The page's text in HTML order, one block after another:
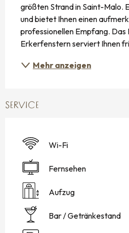
größten Strand in Saint-Malo.
und bietet Ihnen einen
professionellen Empfang.
Erkerfenstern serviert Ihnen
Mehr anzeigen
SERVICE
Wi-Fi
Fernsehen
Aufzug
Bar / Getränkestand